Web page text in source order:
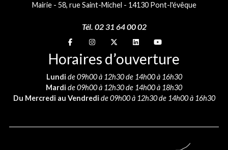
Mairie - 58, rue Saint-Michel - 14130 Pont-l'évêque
Tél. 02 31 64 00 02
Suivez-nous sur
Suivez-nous sur
Suivez-nous sur
Suivez-nous sur
Suivez-nous sur
Horaires d’ouverture
Lundi de 09h00 à 12h30 de 14h00 à 16h30
Mardi de 09h00 à 12h30 de 14h00 à 18h30
Du Mercredi au Vendredi de 09h00 à 12h30 de 14h00 à 16h30